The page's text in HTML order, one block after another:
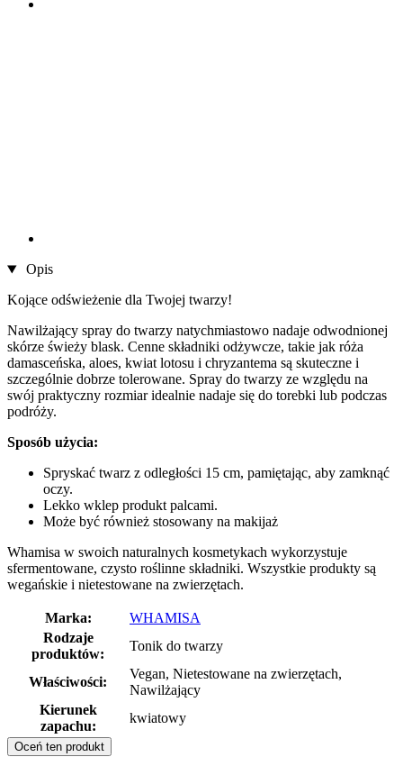
Opis
Kojące odświeżenie dla Twojej twarzy!
Nawilżający spray do twarzy natychmiastowo nadaje odwodnionej
skórze świeży blask. Cenne składniki odżywcze, takie jak róża
damasceńska, aloes, kwiat lotosu i chryzantema są skuteczne i
szczególnie dobrze tolerowane. Spray do twarzy ze względu na
swój praktyczny rozmiar idealnie nadaje się do torebki lub podczas
podróży.
Sposób użycia:
Spryskać twarz z odległości 15 cm, pamiętając, aby zamknąć
oczy.
Lekko wklep produkt palcami.
Może być również stosowany na makijaż
Whamisa w swoich naturalnych kosmetykach wykorzystuje
sfermentowane, czysto roślinne składniki. Wszystkie produkty są
wegańskie i nietestowane na zwierzętach.
Marka:
WHAMISA
Rodzaje
produktów:
Tonik do twarzy
Właściwości:
Vegan, Nietestowane na zwierzętach,
Nawilżający
Kierunek
zapachu:
kwiatowy
Oceń ten produkt